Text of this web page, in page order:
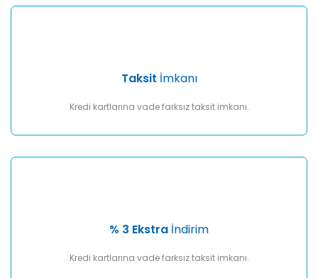
Taksit İmkanı
Kredi kartlarına vade farksız taksit imkanı.
% 3 Ekstra İndirim
Kredi kartlarına vade farksız taksit imkanı.